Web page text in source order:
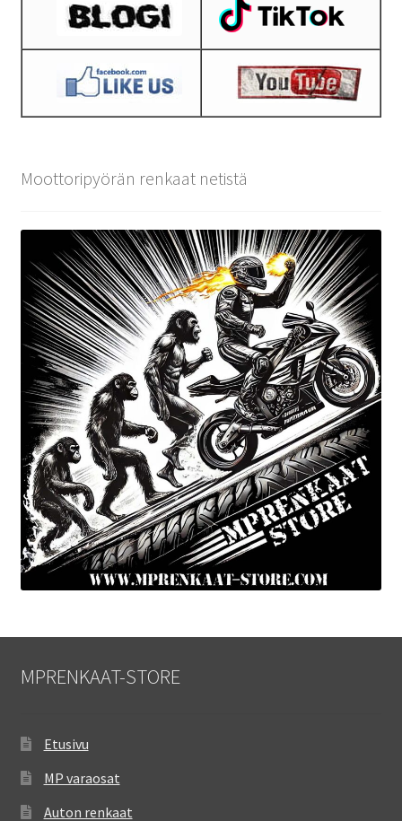
Moottoripyörän renkaat netistä
MPRENKAAT-STORE
Etusivu
MP varaosat
Auton renkaat